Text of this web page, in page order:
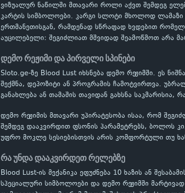
ვიზუალურ ნაწილში მთავარი როლი აქვთ შემდეგ
კარტის სიმბოლოები. კარგი სლოტი მხოლოდ ლამაზი
ერთმანეთისგან, რამდენად სწრაფად ხვდებით
აუცილებელი: შეგიძლიათ მშვიდად შეამოწმოთ არა
დემო რეჟიმი და პირველი სპინები
Sloto.ge-ზე Blood Lust იხსნება დემო რეჟიმში. ეს
შექმნა, დეპოზიტი ან პროგრამის ჩამოტვირთვა.
განახლება ან თამაშის თავიდან გახსნა
დემო რეჟიმის მთავარი უპირატესობა ისაა, რომ
შემდეგ დააკვირდით ფსონის პარამეტრებს, ბოლოს
უფრო მოკლე სესიებისთვის არის კომფორტული თუ
რა უნდა დააკვირდეთ რელებზე
Blood Lust-ის მექანიკა ეფუძნება 10 ხაზის ან
სპეციალური სიმბოლოები და დემო რეჟიმში